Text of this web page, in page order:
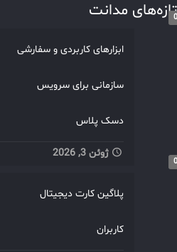
درخواست‌ها معمولاً شامل
فنی، درخواست‌های
درخواست‌های خدمات
“تیکت” ایجاد می‌شود و
تیکت‌ها به‌طور مؤثر
اولویت‌بندی و به افراد مناسب
داده می‌شوند.پشتیبانی
مشکلات: مدیریت
گزارش‌های جامع از عملکرد
زمان‌های حل مشکلات، و
تازه‌های مدانت
0
ابزارهای کاربردی و سفارشی
سازمانی برای سرویس
دسک پلاس
ژوئن 3, 2026
0
پلاگین کارت دیجیتال
کاربران